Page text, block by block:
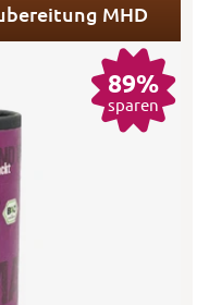
MHD
89%
sparen